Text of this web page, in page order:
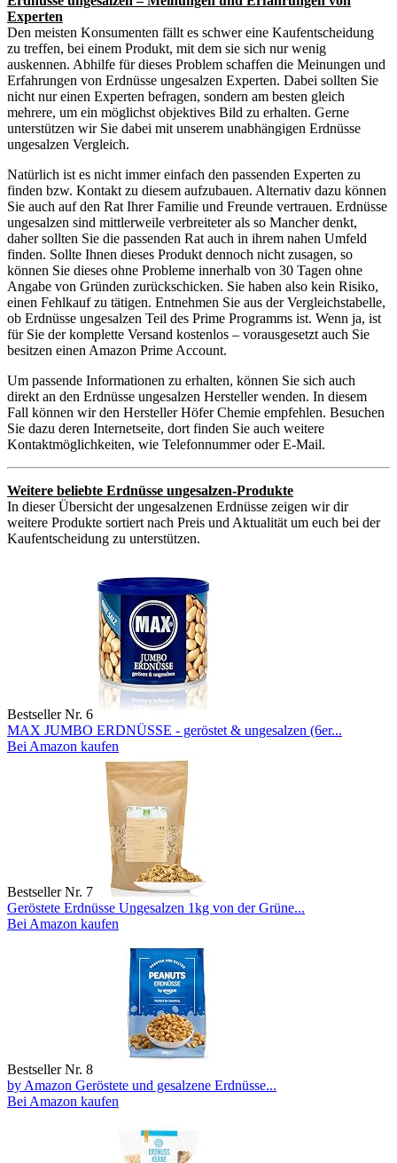
Experten
Den meisten Konsumenten fällt es schwer eine Kaufentscheidung
zu treffen, bei einem Produkt, mit dem sie sich nur wenig
auskennen. Abhilfe für dieses Problem schaffen die Meinungen und
Erfahrungen von Erdnüsse ungesalzen Experten. Dabei sollten Sie
nicht nur einen Experten befragen, sondern am besten gleich
mehrere, um ein möglichst objektives Bild zu erhalten. Gerne
unterstützen wir Sie dabei mit unserem unabhängigen Erdnüsse
ungesalzen Vergleich.
Natürlich ist es nicht immer einfach den passenden Experten zu
finden bzw. Kontakt zu diesem aufzubauen. Alternativ dazu können
Sie auch auf den Rat Ihrer Familie und Freunde vertrauen. Erdnüsse
ungesalzen sind mittlerweile verbreiteter als so Mancher denkt,
daher sollten Sie die passenden Rat auch in ihrem nahen Umfeld
finden. Sollte Ihnen dieses Produkt dennoch nicht zusagen, so
können Sie dieses ohne Probleme innerhalb von 30 Tagen ohne
Angabe von Gründen zurückschicken. Sie haben also kein Risiko,
einen Fehlkauf zu tätigen. Entnehmen Sie aus der Vergleichstabelle,
ob Erdnüsse ungesalzen Teil des Prime Programms ist. Wenn ja, ist
für Sie der komplette Versand kostenlos – vorausgesetzt auch Sie
besitzen einen Amazon Prime Account.
Um passende Informationen zu erhalten, können Sie sich auch
direkt an den Erdnüsse ungesalzen Hersteller wenden. In diesem
Fall können wir den Hersteller Höfer Chemie empfehlen. Besuchen
Sie dazu deren Internetseite, dort finden Sie auch weitere
Kontaktmöglichkeiten, wie Telefonnummer oder E-Mail.
Weitere beliebte Erdnüsse ungesalzen-Produkte
In dieser Übersicht der ungesalzenen Erdnüsse zeigen wir dir
weitere Produkte sortiert nach Preis und Aktualität um euch bei der
Kaufentscheidung zu unterstützen.
Bestseller Nr. 6
MAX JUMBO ERDNÜSSE - geröstet & ungesalzen (6er...
Bei Amazon kaufen
Bestseller Nr. 7
Geröstete Erdnüsse Ungesalzen 1kg von der Grüne...
Bei Amazon kaufen
Bestseller Nr. 8
by Amazon Geröstete und gesalzene Erdnüsse...
Bei Amazon kaufen